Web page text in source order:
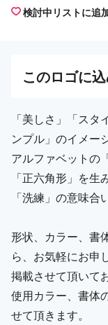
検討中リストに追
このロゴに
「美しさ」「ス
ンプル」のイメー
アルファベットの
「正六角形」を生
「洗練」の意味合
形状、カラー、書
ら、お気軽にお申
掲載させて頂いて
使用カラー、書体
せて頂きます。